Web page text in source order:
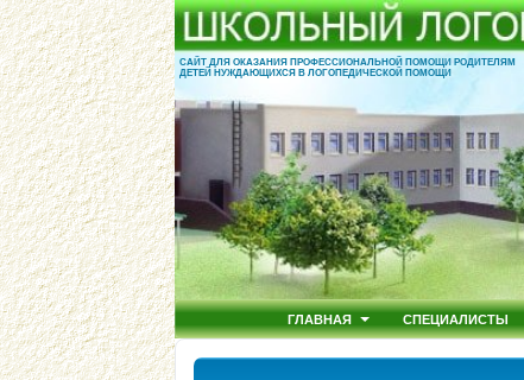
САЙТ ДЛЯ ОКАЗАНИЯ ПРОФЕССИОНАЛЬНОЙ ПОМОЩИ РОДИТЕЛЯМ
ДЕТЕЙ НУЖДАЮЩИХСЯ В ЛОГОПЕДИЧЕСКОЙ ПОМОЩИ
ГЛАВНАЯ СПЕЦИАЛИСТЫ